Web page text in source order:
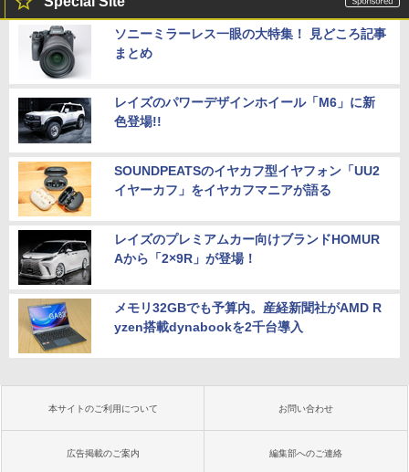
ソニーミラーレス一眼の大特集！ 見どころ記事
まとめ
レイズのパワーデザインホイール「M6」に新
色登場!!
SOUNDPEATSのイヤカフ型イヤフォン「UU2
イヤーカフ」をイヤカフマニアが語る
レイズのプレミアムカー向けブランドHOMUR
Aから「2×9R」が登場！
メモリ32GBでも予算内。産経新聞社がAMD R
yzen搭載dynabookを2千台導入
本サイトのご利用について お問い合わせ
広告掲載のご案内 編集部へのご連絡